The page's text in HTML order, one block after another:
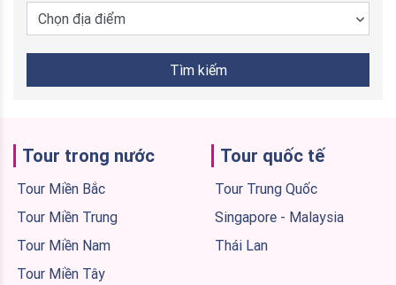
Chọn địa điểm
Tìm kiếm
Tour trong nước
Tour Miền Bắc
Tour Miền Trung
Tour Miền Nam
Tour Miền Tây
Tour quốc tế
Tour Trung Quốc
Singapore - Malaysia
Thái Lan